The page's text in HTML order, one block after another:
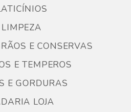
LIMPEZA
E CONSERVAS
E TEMPEROS
E GORDURAS
LOJA